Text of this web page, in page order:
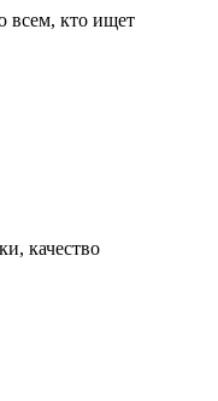
всем, кто ищет
качество